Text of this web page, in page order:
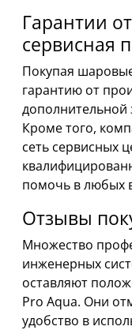
Гарантии
сервисная
Покупая
гарантию от
Кроме того,
сеть сервисных
помочь в любых
Отзывы
Множество
инженерных
оставляют
Pro Aqua. Они
удобство в